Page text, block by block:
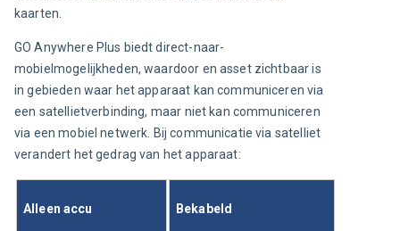
kaarten.
GO Anywhere Plus biedt direct-naar-
mobielmogelijkheden, waardoor en asset zichtbaar is
in gebieden waar het apparaat kan communiceren via
een satellietverbinding, maar niet kan communiceren
via een mobiel netwerk. Bij communicatie via satelliet
verandert het gedrag van het apparaat:
Alleen accu Bekabeld